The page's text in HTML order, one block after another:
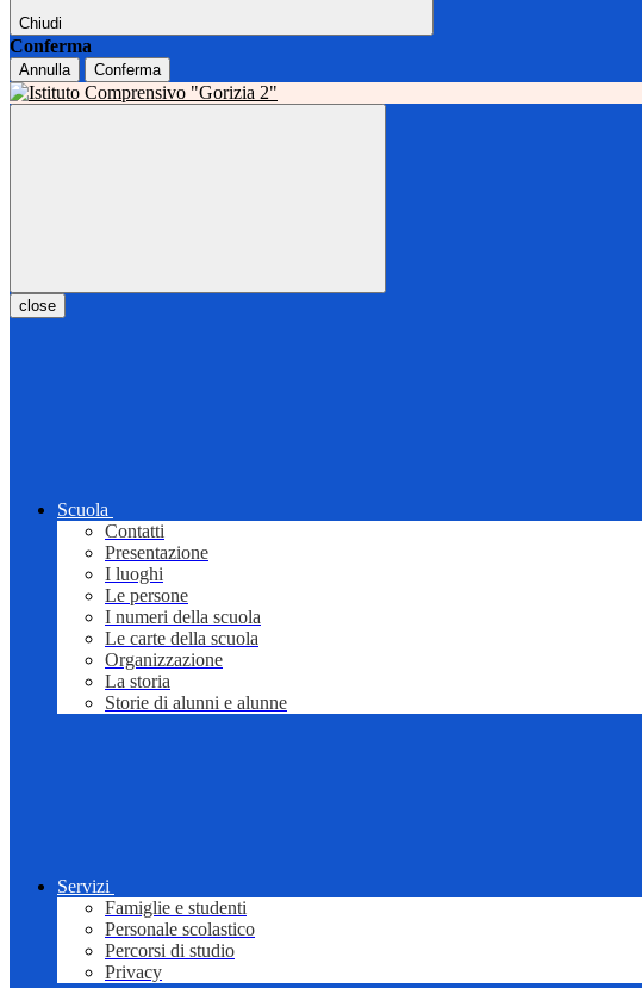
Chiudi
Conferma
Annulla Conferma
close
Scuola
Contatti
Presentazione
I luoghi
Le persone
I numeri della scuola
Le carte della scuola
Organizzazione
La storia
Storie di alunni e alunne
Servizi
Famiglie e studenti
Personale scolastico
Percorsi di studio
Privacy